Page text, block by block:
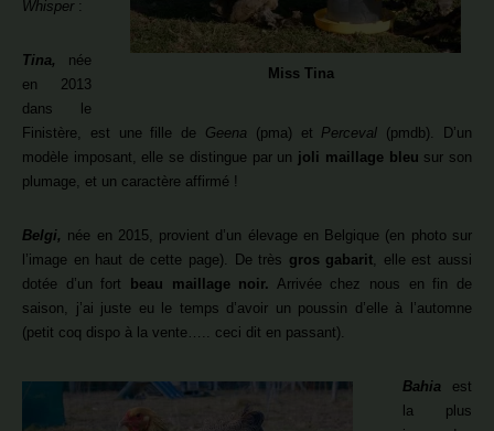
Miss Tina
Whisper:
Tina,
née
en 2013
dans le
Finistère, est une fille de Geena (pma) et Perceval (pmdb). D’un
modèle imposant, elle se distingue par un joli maillage bleu sur son
plumage, et un caractère affirmé !
Belgi, née en 2015, provient d’un élevage en Belgique (en photo sur
l’image en haut de cette page). De très gros gabarit , elle est aussi
dotée d’un fort
beau maillage noir. Arrivée chez nous en fin de
saison, j’ai juste eu le temps d’avoir un poussin d’elle à l’automne
(petit coq dispo à la vente….. ceci dit en passant).
Bahia est
la plus